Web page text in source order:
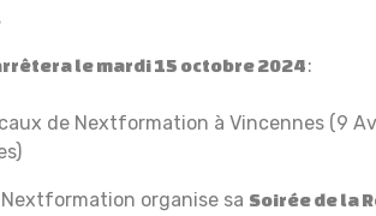
le mardi 15 octobre 2024:
de Nextformation à Vincennes (9
organise sa Soirée de la